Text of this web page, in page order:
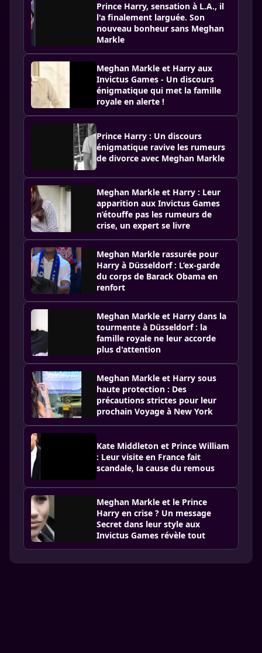
Prince Harry, sensation à L.A., il
l'a finalement larguée. Son
nouveau bonheur sans Meghan
Markle
Meghan Markle et Harry aux
Invictus Games - Un discours
énigmatique qui met la famille
royale en alerte !
Prince Harry : Un discours
énigmatique ravive les rumeurs
de divorce avec Meghan Markle
Meghan Markle et Harry : Leur
apparition aux Invictus Games
n’étouffe pas les rumeurs de
crise, un expert se livre
Meghan Markle rassurée pour
Harry à Düsseldorf : L’ex-garde
du corps de Barack Obama en
renfort
Meghan Markle et Harry dans la
tourmente à Düsseldorf : la
famille royale ne leur accorde
plus d'attention
Meghan Markle et Harry sous
haute protection : Des
précautions strictes pour leur
prochain Voyage à New York
Kate Middleton et Prince William
: Leur visite en France fait
scandale, la cause du remous
Meghan Markle et le Prince
Harry en crise ? Un message
Secret dans leur style aux
Invictus Games révèle tout